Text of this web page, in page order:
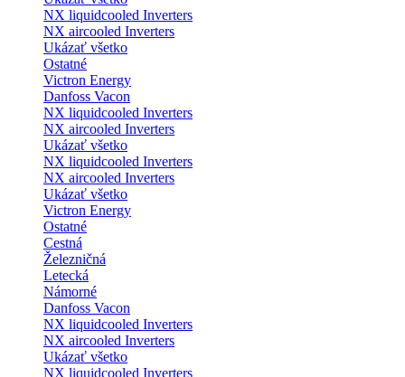
NX liquidcooled Inverters
NX aircooled Inverters
Ukázať všetko
Ostatné
Victron Energy
Danfoss Vacon
NX liquidcooled Inverters
NX aircooled Inverters
Ukázať všetko
NX liquidcooled Inverters
NX aircooled Inverters
Ukázať všetko
Victron Energy
Ostatné
Cestná
Železničná
Letecká
Námorné
Danfoss Vacon
NX liquidcooled Inverters
NX aircooled Inverters
Ukázať všetko
NX liquidcooled Inverters